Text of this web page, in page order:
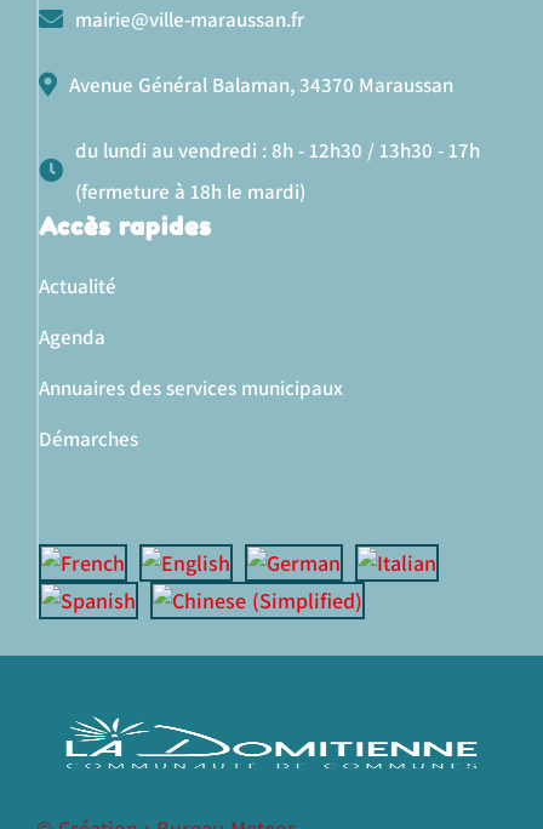
mairie@ville-maraussan.fr
Avenue Général Balaman, 34370 Maraussan
du lundi au vendredi : 8h - 12h30 / 13h30 - 17h
(fermeture à 18h le mardi)
Accès rapides
Actualité
Agenda
Annuaires des services municipaux
Démarches